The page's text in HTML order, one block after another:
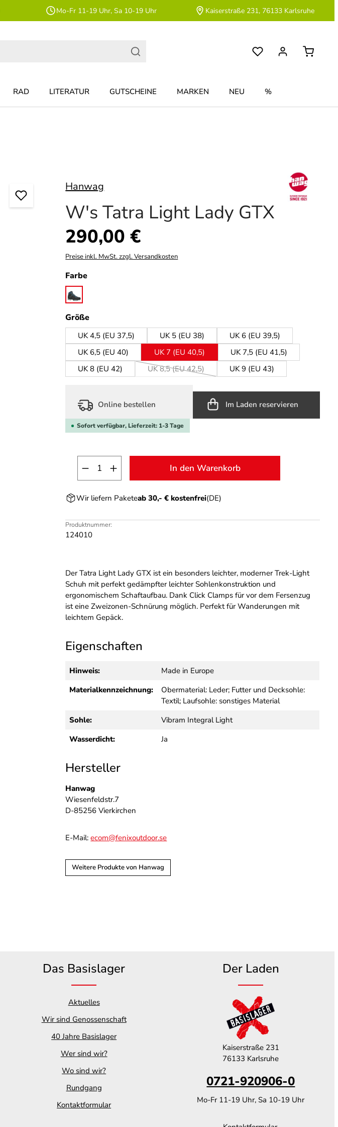
Mo-Fr 11-19 Uhr, Sa 10-19 Uhr Kaiserstraße 231, 76133 Karlsruhe
RAD LITERATUR GUTSCHEINE MARKEN NEU %
Hanwag
W's Tatra Light Lady GTX
Regulärer Preis:
290,00 €
Preise inkl. MwSt. zzgl. Versandkosten
Farbeauswählen
asphalt/ocean
Größeauswählen
UK 4,5 (EU 37,5) UK 5 (EU 38)
UK 6 (EU 39,5)
UK 6,5 (EU 40)
UK 7 (EU 40,5)
UK 7,5 (EU 41,5)
UK 8 (EU 42)
UK 8,5 (EU 42,5)
(Diese Option ist zurzeit nicht verfügbar.)
UK 9 (EU 43)
Online bestellen Im Laden reservieren
Sofort verfügbar, Lieferzeit: 1-3 Tage
Produkt Anzahl: Gib den gewünschten Wert
In den Warenkorb
Wir liefern Paketeab 30,- € kostenfrei(DE)
Produktnummer:
124010
Der Tatra Light Lady GTX ist ein besonders leichter, moderner Trek-Light
Schuh mit perfekt gedämpfter leichter Sohlenkonstruktion und
ergonomischem Schaftaufbau. Dank Click Clamps für vor dem Fersenzug
ist eine Zweizonen-Schnürung möglich. Perfekt für Wanderungen mit
leichtem Gepäck.
Eigenschaften
Hinweis:
Made in Europe
Materialkennzeichnung:
Obermaterial: Leder; Futter und Decksohle:
Textil; Laufsohle: sonstiges Material
Sohle:
Vibram Integral Light
Wasserdicht:
Ja
Hersteller
Hanwag
Wiesenfeldstr.7
D-85256 Vierkirchen
E-Mail:ecom@fenixoutdoor.se
Weitere Produkte von Hanwag
Das Basislager
Aktuelles
Wir sind Genossenschaft
40 Jahre Basislager
Wer sind wir?
Wo sind wir?
Rundgang
Kontaktformular
Der Laden
Kaiserstraße 231
76133 Karlsruhe
0721-920906-0
Mo-Fr 11-19 Uhr, Sa 10-19 Uhr